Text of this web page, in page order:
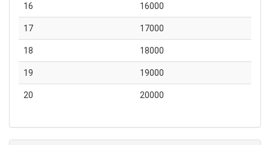
16 16000
17 17000
18 18000
19 19000
20 20000